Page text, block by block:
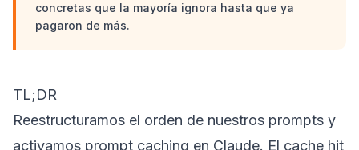
concretas que la mayoría ignora hasta que ya
pagaron de más.
TL;DR
Reestructuramos el orden de nuestros prompts y
activamos prompt caching en Claude. El cache hit